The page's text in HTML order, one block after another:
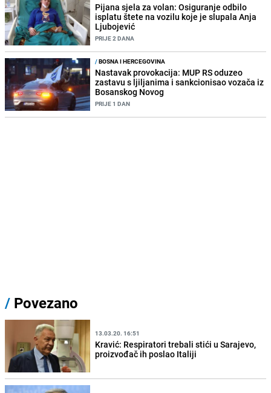
Pijana sjela za volan: Osiguranje odbilo
isplatu štete na vozilu koje je slupala Anja
Ljubojević
PRIJE 2 DANA
/BOSNA I HERCEGOVINA
Nastavak provokacija: MUP RS oduzeo
zastavu s ljiljanima i sankcionisao vozača iz
Bosanskog Novog
PRIJE 1 DAN
/ Povezano
13.03.20. 16:51
Kravić: Respiratori trebali stići u Sarajevo,
proizvođač ih poslao Italiji